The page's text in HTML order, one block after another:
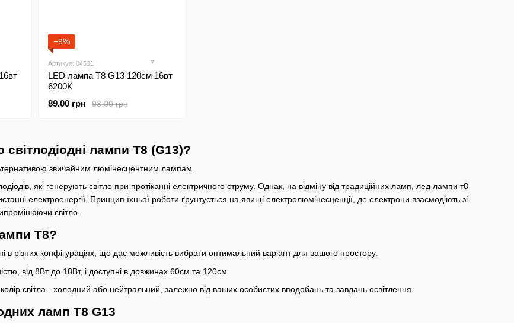
лампи T8 (G13)?
звичайним люмінесцентним лампам.
які генерують світло при протіканні електричного струму. Однак, на відміну від традиційних ламп, лед лампи т8
електроенергії. Принцип їхньої роботи ґрунтується на явищі електролюмінесценції, де електрони взаємодіють зі
світло.
T8?
в різних конфігураціях, що дає можливість вибрати оптимальний варіант для вашого простору.
від 8Вт до 18Вт, і доступні в довжинах 60см та 120см.
світла - холодний або нейтральний, залежно від ваших особистих вподобань та завдань освітлення.
ламп T8 G13
−9%
Артикул: 04531 7
LED лампа Т8 G13 120см 16вт
6200К
98.00 грн
89.00 грн